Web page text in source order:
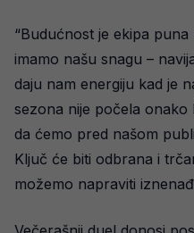
“Budućnost je ekipa
imamo našu snagu –
daju nam energiju kad je
sezona nije počela onako
da ćemo pred našom
Ključ će biti odbrana i
možemo napraviti